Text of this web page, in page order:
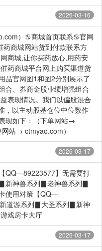
2026-03-16
）♋商城首页联系♋官网
商城网站货到付款联系方
商城,让你买药放心,用药安
药商城平台网上购买渠道货
品官网图1和图2分别展示了
合、券商金股业绩增强组合
表现情况。我们以偏股混合
，以主动股基仓位中位数作
现如下：（下单网站→
站→ ctmyao.com）
2026-03-17
QQ—89223577】无需要打
新神兽系列▊老神兽系列▊
使用对策【QQ—
道游系列▊大圣系列▊新神
戏房卡大厅
2026-03-17